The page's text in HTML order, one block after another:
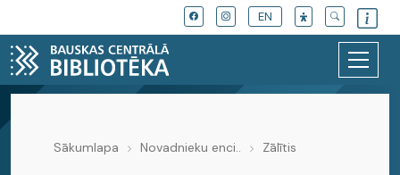
EN
Novadnieku enciklopēdija
Sākumlapa Novadnieku enci.. Zālītis